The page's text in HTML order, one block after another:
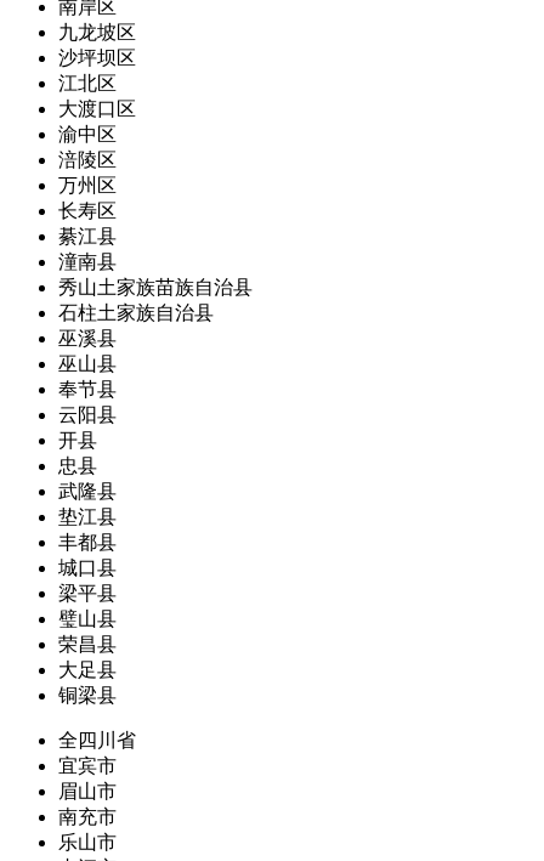
南岸区
九龙坡区
沙坪坝区
江北区
大渡口区
渝中区
涪陵区
万州区
长寿区
綦江县
潼南县
秀山土家族苗族自治县
石柱土家族自治县
巫溪县
巫山县
奉节县
云阳县
开县
忠县
武隆县
垫江县
丰都县
城口县
梁平县
璧山县
荣昌县
大足县
铜梁县
全四川省
宜宾市
眉山市
南充市
乐山市